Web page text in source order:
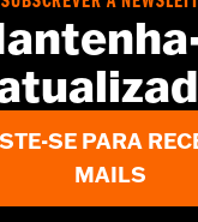
SE PARA
MAILS